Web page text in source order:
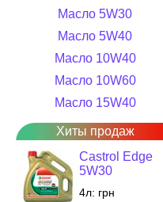
Масло 5W30
Масло 5W40
Масло 10W40
Масло 10W60
Масло 15W40
Хиты продаж
Castrol Edge
5W30
4л: грн